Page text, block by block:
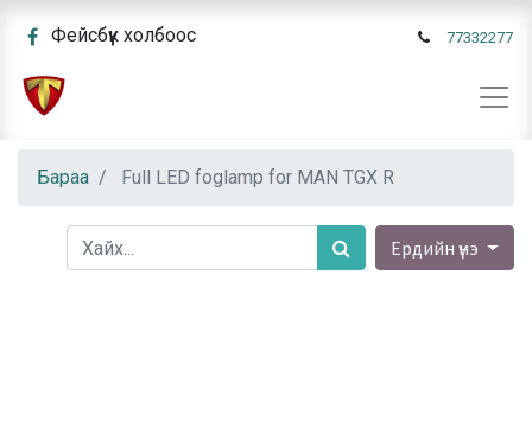
Фейсбүүк холбоос 77332277
Бараа Full LED foglamp for MAN TGX R
Ердийн үнэ